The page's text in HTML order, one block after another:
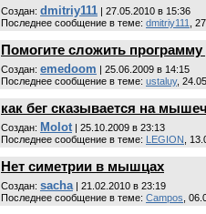
Cоздан: dmitriy111 | 27.05.2010 в 15:36
Последнее сообщение в теме: dmitriy111 ,
Помогите сложить
Cоздан: emedoom | 25.06.2009 в 14:15
Последнее сообщение в теме: ustaluy,
как бег сказывается на
Cоздан: Molot | 25.10.2009 в 23:13
Последнее сообщение в теме: LEGION ,
Нет симетрии в мышцах
Cоздан: sacha | 21.02.2010 в 23:19
Последнее сообщение в теме: Campos ,